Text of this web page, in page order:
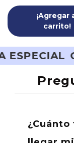
¡Agregar
carrito!